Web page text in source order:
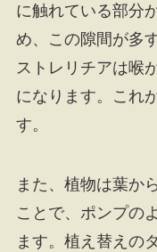
に触れている部分
め、この隙間が多
ストレリチアは喉
になります。これ
す。
また、植物は葉か
ことで、ポンプの
ます。植え替えの